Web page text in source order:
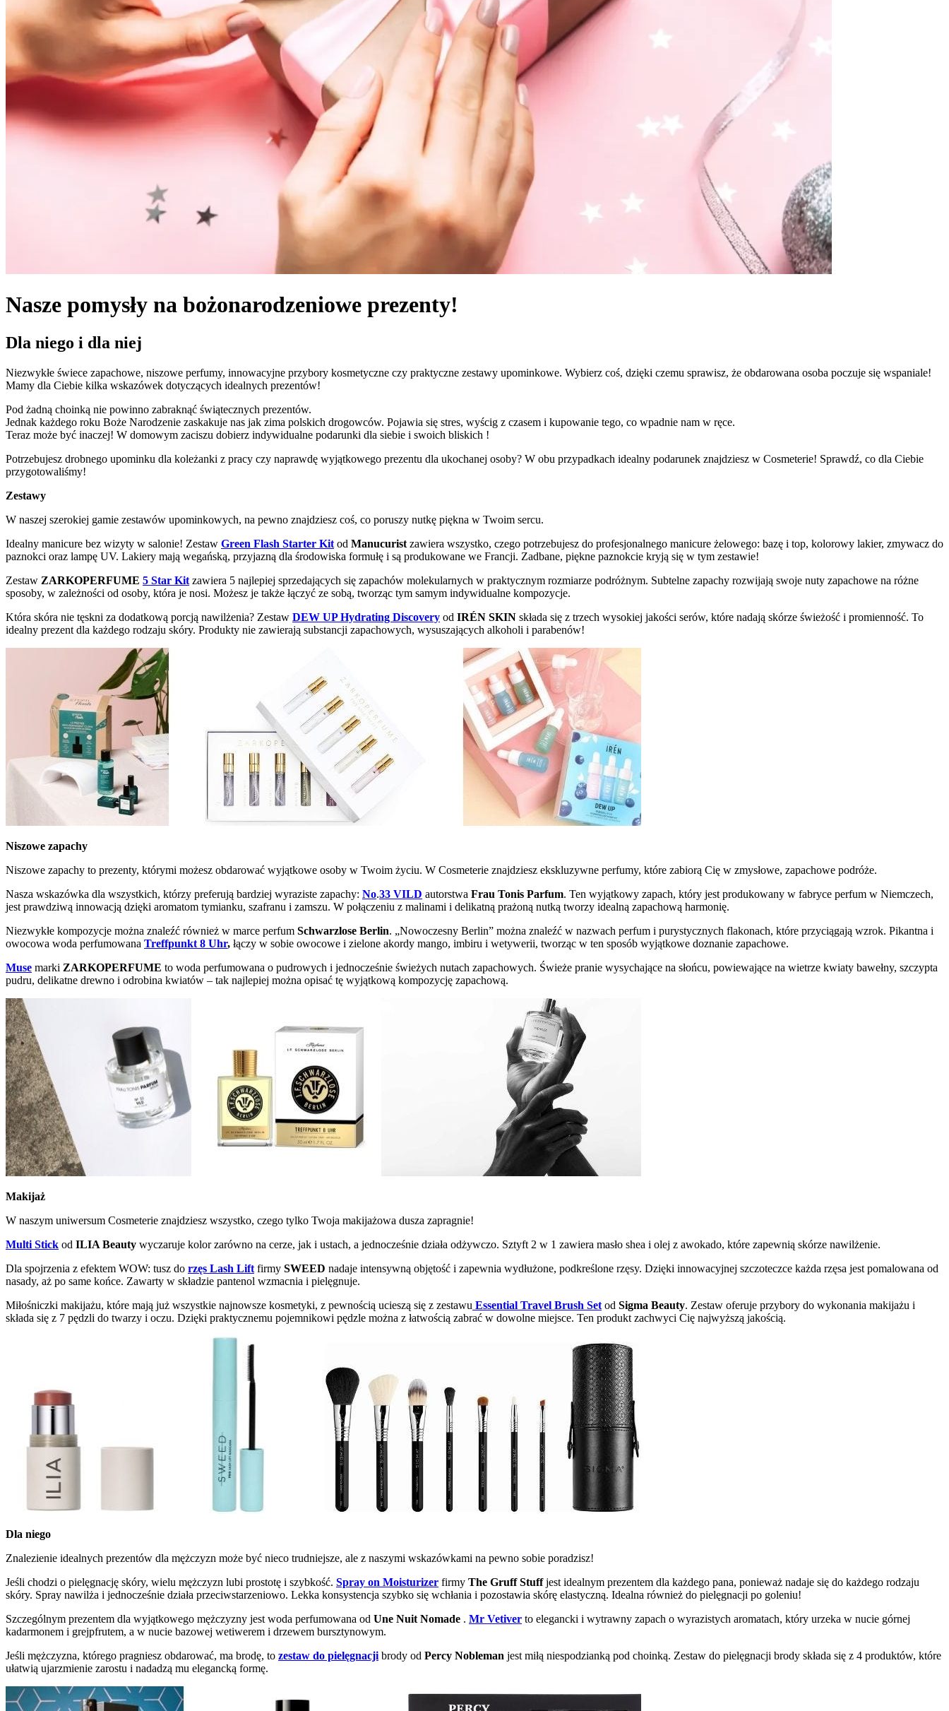
Nasze pomysły na bożonarodzeniowe prezenty!
Dla niego i dla niej
Niezwykłe świece zapachowe, niszowe perfumy, innowacyjne przybory kosmetyczne czy praktyczne zestawy upominkowe. Wybierz coś, dzięki czemu sprawisz, że obdarowana osoba poczuje się wspaniale!
Mamy dla Ciebie kilka wskazówek dotyczących idealnych prezentów!
Pod żadną choinką nie powinno zabraknąć świątecznych prezentów.
Jednak każdego roku Boże Narodzenie zaskakuje nas jak zima polskich drogowców. Pojawia się stres, wyścig z czasem i kupowanie tego, co wpadnie nam w ręce.
Teraz może być inaczej! W domowym zaciszu dobierz indywidualne podarunki dla siebie i swoich bliskich !
Potrzebujesz drobnego upominku dla koleżanki z pracy czy naprawdę wyjątkowego prezentu dla ukochanej osoby? W obu przypadkach idealny podarunek znajdziesz w Cosmeterie! Sprawdź, co dla Ciebie
przygotowaliśmy!
Zestawy
W naszej szerokiej gamie zestawów upominkowych, na pewno znajdziesz coś, co poruszy nutkę piękna w Twoim sercu.
Idealny manicure bez wizyty w salonie! Zestaw Green Flash Starter Kit od Manucurist zawiera wszystko, czego potrzebujesz do profesjonalnego manicure żelowego: bazę i top, kolorowy lakier, zmywacz do
paznokci oraz lampę UV. Lakiery mają wegańską, przyjazną dla środowiska formułę i są produkowane we Francji. Zadbane, piękne paznokcie kryją się w tym zestawie!
Zestaw ZARKOPERFUME 5 Star Kit zawiera 5 najlepiej sprzedających się zapachów molekularnych w praktycznym rozmiarze podróżnym. Subtelne zapachy rozwijają swoje nuty zapachowe na różne
sposoby, w zależności od osoby, która je nosi. Możesz je także łączyć ze sobą, tworząc tym samym indywidualne kompozycje.
Która skóra nie tęskni za dodatkową porcją nawilżenia? Zestaw DEW UP Hydrating Discovery od IRÉN SKIN składa się z trzech wysokiej jakości serów, które nadają skórze świeżość i promienność. To
idealny prezent dla każdego rodzaju skóry. Produkty nie zawierają substancji zapachowych, wysuszających alkoholi i parabenów!
Niszowe zapachy
Niszowe zapachy to prezenty, którymi możesz obdarować wyjątkowe osoby w Twoim życiu. W Cosmeterie znajdziesz ekskluzywne perfumy, które zabiorą Cię w zmysłowe, zapachowe podróże.
Nasza wskazówka dla wszystkich, którzy preferują bardziej wyraziste zapachy: No.33 VILD autorstwa Frau Tonis Parfum. Ten wyjątkowy zapach, który jest produkowany w fabryce perfum w Niemczech,
jest prawdziwą innowacją dzięki aromatom tymianku, szafranu i zamszu. W połączeniu z malinami i delikatną prażoną nutką tworzy idealną zapachową harmonię.
Niezwykłe kompozycje można znaleźć również w marce perfum Schwarzlose Berlin. „Nowoczesny Berlin” można znaleźć w nazwach perfum i purystycznych flakonach, które przyciągają wzrok. Pikantna i
owocowa woda perfumowana Treffpunkt 8 Uhr, łączy w sobie owocowe i zielone akordy mango, imbiru i wetywerii, tworząc w ten sposób wyjątkowe doznanie zapachowe.
Muse marki ZARKOPERFUME to woda perfumowana o pudrowych i jednocześnie świeżych nutach zapachowych. Świeże pranie wysychające na słońcu, powiewające na wietrze kwiaty bawełny, szczypta
pudru, delikatne drewno i odrobina kwiatów – tak najlepiej można opisać tę wyjątkową kompozycję zapachową.
Makijaż
W naszym uniwersum Cosmeterie znajdziesz wszystko, czego tylko Twoja makijażowa dusza zapragnie!
Multi Stick od ILIA Beauty wyczaruje kolor zarówno na cerze, jak i ustach, a jednocześnie działa odżywczo. Sztyft 2 w 1 zawiera masło shea i olej z awokado, które zapewnią skórze nawilżenie.
Dla spojrzenia z efektem WOW: tusz do rzęs Lash Lift firmy SWEED nadaje intensywną objętość i zapewnia wydłużone, podkreślone rzęsy. Dzięki innowacyjnej szczoteczce każda rzęsa jest pomalowana od
nasady, aż po same końce. Zawarty w składzie pantenol wzmacnia i pielęgnuje.
Miłośniczki makijażu, które mają już wszystkie najnowsze kosmetyki, z pewnością ucieszą się z zestawu Essential Travel Brush Set od Sigma Beauty. Zestaw oferuje przybory do wykonania makijażu i
składa się z 7 pędzli do twarzy i oczu. Dzięki praktycznemu pojemnikowi pędzle można z łatwością zabrać w dowolne miejsce. Ten produkt zachwyci Cię najwyższą jakością.
Dla niego
Znalezienie idealnych prezentów dla mężczyzn może być nieco trudniejsze, ale z naszymi wskazówkami na pewno sobie poradzisz!
Jeśli chodzi o pielęgnację skóry, wielu mężczyzn lubi prostotę i szybkość. Spray on Moisturizer firmy The Gruff Stuffjest idealnym prezentem dla każdego pana, ponieważ nadaje się do każdego rodzaju
skóry. Spray nawilża i jednocześnie działa przeciwstarzeniowo. Lekka konsystencja szybko się wchłania i pozostawia skórę elastyczną. Idealna również do pielęgnacji po goleniu!
Szczególnym prezentem dla wyjątkowego mężczyzny jest woda perfumowana od Une Nuit Nomade . Mr Vetiver to elegancki i wytrawny zapach o wyrazistych aromatach, który urzeka w nucie górnej
kadarmonem i grejpfrutem, a w nucie bazowej wetiwerem i drzewem bursztynowym.
Jeśli mężczyzna, którego pragniesz obdarować, ma brodę, to zestaw do pielęgnacji brody od Percy Nobleman jest miłą niespodzianką pod choinką. Zestaw do pielęgnacji brody składa się z 4 produktów, które
ułatwią ujarzmienie zarostu i nadadzą mu elegancką formę.